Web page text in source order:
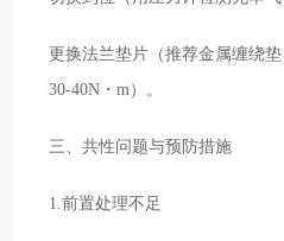
更换法兰垫片（推荐金属缠绕
30-40N・m）。
三、共性问题与预防措施
1.前置处理不足